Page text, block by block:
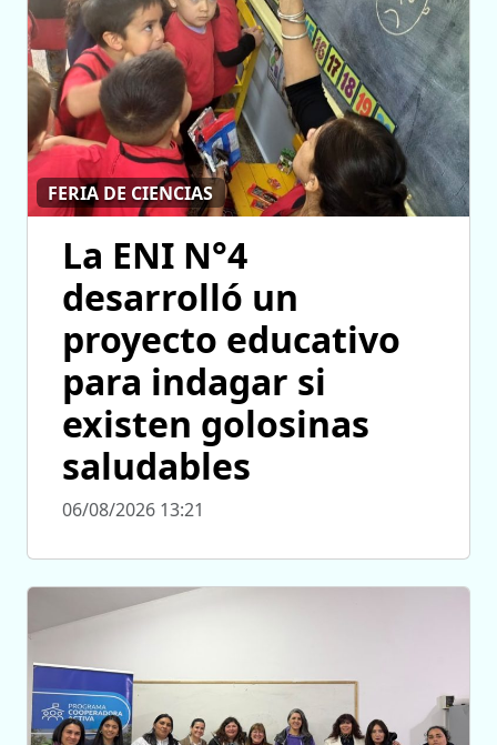
FERIA DE CIENCIAS
La ENI N°4
desarrolló un
proyecto educativo
para indagar si
existen golosinas
saludables
06/08/2026 13:21